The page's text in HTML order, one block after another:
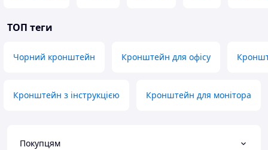
ТОП теги
Чорний кронштейн Кронштейн для офісу
Кронштейн з інструкцією Кронштейн для монітора
Покупцям